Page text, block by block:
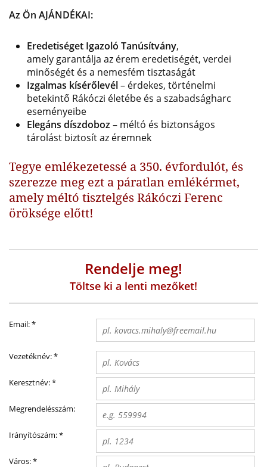
Az Ön AJÁNDÉKAI:
Eredetiséget Igazoló Tanúsítvány,
amely garantálja az érem eredetiségét, verdei
minőségét és a nemesfém tisztaságát
Izgalmas kísérőlevél– érdekes, történelmi
betekintő Rákóczi életébe és a szabadságharc
eseményeibe
Elegáns díszdoboz – méltó és biztonságos
tárolást biztosít az éremnek
Tegye emlékezetessé a 350. évfordulót, és
szerezze meg ezt a páratlan emlékérmet,
amely méltó tisztelgés Rákóczi Ferenc
öröksége előtt!
Rendelje meg!
Töltse ki a lenti mezőket!
Email:*
Vezetéknév:*
Keresztnév:*
Megrendelésszám:
Irányítószám:*
Város:*